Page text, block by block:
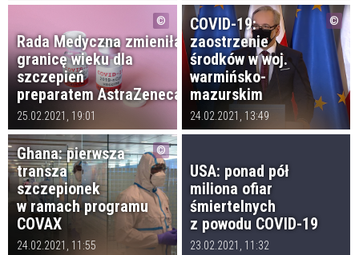
Rada Medyczna zmieniła
granicę wieku dla
szczepień
preparatem AstraZeneca
25.02.2021, 19:01
COVID-19:
zaostrzenie
środków w woj.
warmińsko-
mazurskim
24.02.2021, 13:49
Ghana: pierwsza
transza
szczepionek
w ramach programu
COVAX
24.02.2021, 11:55
USA: ponad pół
miliona ofiar
śmiertelnych
z powodu COVID-19
23.02.2021, 11:32